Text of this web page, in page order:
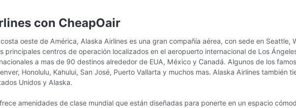
con CheapOair
oeste de América, Alaska Airlines es una gran compañía aérea, con sede en Seattle,
principales centros de operación localizados en el aeropuerto internacional de Los
a mas de 90 destinos alrededor de EUA, México y Canadá. Algunos de los
Honolulu, Kahului, San José, Puerto Vallarta y muchos mas. Alaska Airlines también
Unidos y Alaska.
amenidades de clase mundial que están diseñadas para ponerte en un espacio